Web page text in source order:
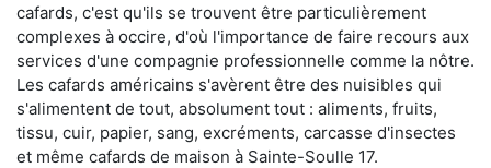
cafards, c'est qu'ils se trouvent être particulièrement
complexes à occire, d'où l'importance de faire recours aux
services d'une compagnie professionnelle comme la nôtre.
Les cafards américains s'avèrent être des nuisibles qui
s'alimentent de tout, absolument tout : aliments, fruits,
tissu, cuir, papier, sang, excréments, carcasse d'insectes
et même cafards de maison à Sainte-Soulle 17.